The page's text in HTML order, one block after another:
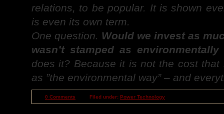
relations, to be popular. It is shown
is even its own term.
One question. Would we invest as
wasn’t stamped as
does it? Because it is not the cost
as ”the environmental way” – and
0 Comments Filed under: Power Technology